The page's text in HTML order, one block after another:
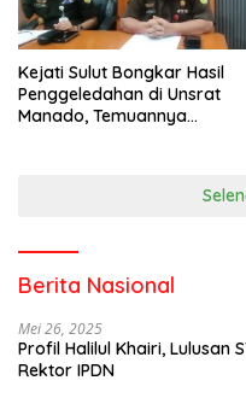
Kejati Sulut Bongkar Hasil
Penggeledahan di Unsrat
Manado, Temuannya
Berita Nasional
Mei 26, 2025
Profil Halilul Khairi, Lulusan
Rektor IPDN